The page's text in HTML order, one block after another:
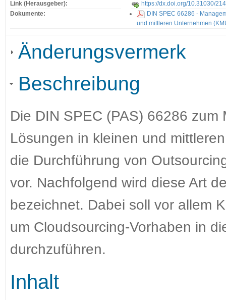
Link (Herausgeber):
https://dx.doi.org/10.31030/
Dokumente:
DIN SPEC 66286 -
und mittleren Unternehmen
Änderungsvermerk
Beschreibung
Die DIN SPEC (PAS) 66286
Lösungen in kleinen und
die Durchführung von
vor. Nachfolgend wird diese Art
bezeichnet. Dabei soll vor allem
um Cloudsourcing-Vorhaben in
durchzuführen.
Inhalt